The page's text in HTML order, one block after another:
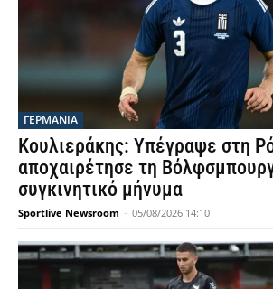
ΓΕΡΜΑΝΙΑ
Κουλιεράκης: Υπέγραψε στη
αποχαιρέτησε τη
συγκινητικό μήνυμα
Sportlive Newsroom - 05/08/2026 14:10